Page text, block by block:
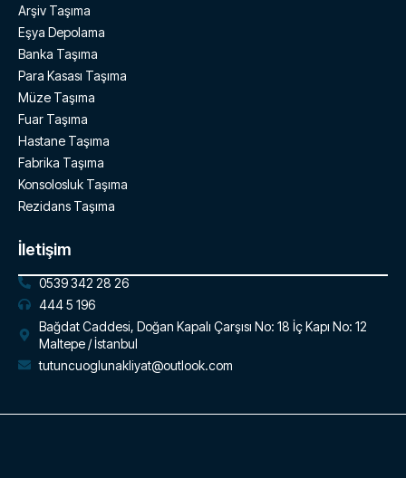
Arşiv Taşıma
Eşya Depolama
Banka Taşıma
Para Kasası Taşıma
Müze Taşıma
Fuar Taşıma
Hastane Taşıma
Fabrika Taşıma
Konsolosluk Taşıma
Rezidans Taşıma
İletişim
0539 342 28 26
444 5 196
Bağdat Caddesi, Doğan Kapalı Çarşısı No: 18 İç Kapı No: 12
Maltepe / İstanbul
tutuncuoglunakliyat@outlook.com